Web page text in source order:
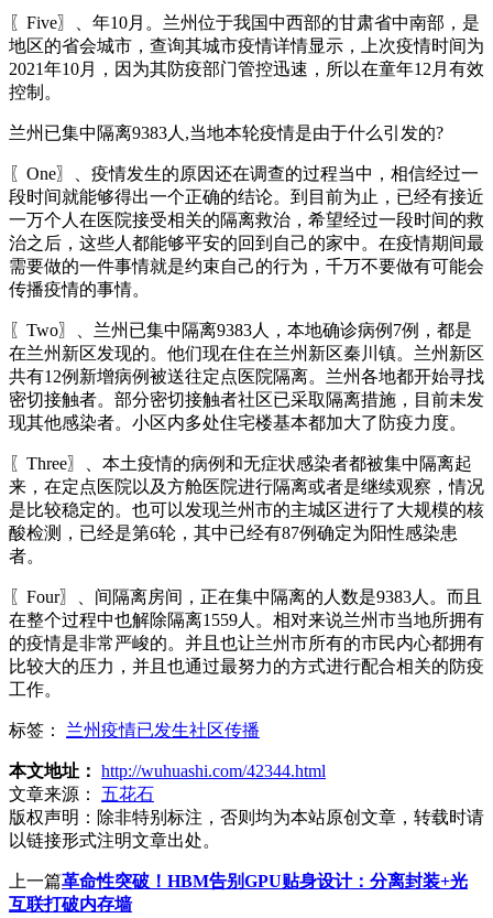
〖Five〗、年10月。兰州位于我国中西部的甘肃省中南部，是
地区的省会城市，查询其城市疫情详情显示，上次疫情时间为
2021年10月，因为其防疫部门管控迅速，所以在童年12月有效
控制。
兰州已集中隔离9383人,当地本轮疫情是由于什么引发的?
〖One〗、疫情发生的原因还在调查的过程当中，相信经过一
段时间就能够得出一个正确的结论。到目前为止，已经有接近
一万个人在医院接受相关的隔离救治，希望经过一段时间的救
治之后，这些人都能够平安的回到自己的家中。在疫情期间最
需要做的一件事情就是约束自己的行为，千万不要做有可能会
传播疫情的事情。
〖Two〗、兰州已集中隔离9383人，本地确诊病例7例，都是
在兰州新区发现的。他们现在住在兰州新区秦川镇。兰州新区
共有12例新增病例被送往定点医院隔离。兰州各地都开始寻找
密切接触者。部分密切接触者社区已采取隔离措施，目前未发
现其他感染者。小区内多处住宅楼基本都加大了防疫力度。
〖Three〗、本土疫情的病例和无症状感染者都被集中隔离起
来，在定点医院以及方舱医院进行隔离或者是继续观察，情况
是比较稳定的。也可以发现兰州市的主城区进行了大规模的核
酸检测，已经是第6轮，其中已经有87例确定为阳性感染患
者。
〖Four〗、间隔离房间，正在集中隔离的人数是9383人。而且
在整个过程中也解除隔离1559人。相对来说兰州市当地所拥有
的疫情是非常严峻的。并且也让兰州市所有的市民内心都拥有
比较大的压力，并且也通过最努力的方式进行配合相关的防疫
工作。
标签： 兰州疫情已发生社区传播
本文地址： http://wuhuashi.com/42344.html
文章来源：
五花石
版权声明： 除非特别标注，否则均为本站原创文章，转载时请
以链接形式注明文章出处。
上一篇革命性突破！HBM告别GPU贴身设计：分离封装+光
互联打破内存墙